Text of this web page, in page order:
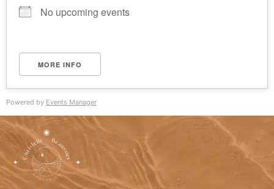
No upcoming events
MORE INFO
Powered by Events Manager